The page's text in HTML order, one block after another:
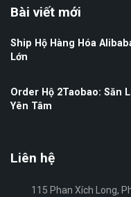
Bài viết mới
Ship Hộ Hàng Hóa
Lớn
Order Hộ 2Taobao: Săn
Yên Tâm
Liên hệ
115 Phan Xích Long,